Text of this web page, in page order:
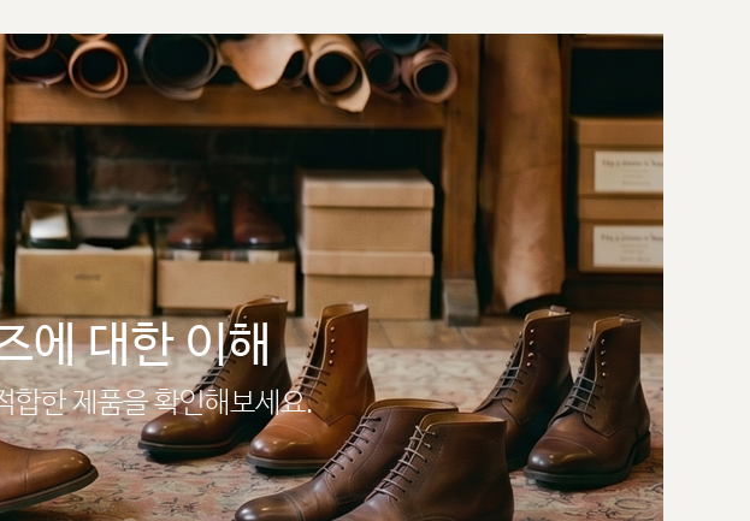
에 대한 이해
합한 제품을 확인해보세요.